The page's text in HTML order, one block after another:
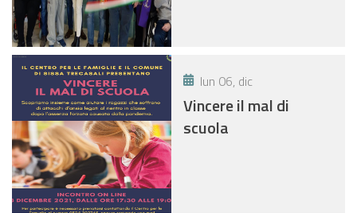
lun 06, dic
Vincere il mal di
scuola